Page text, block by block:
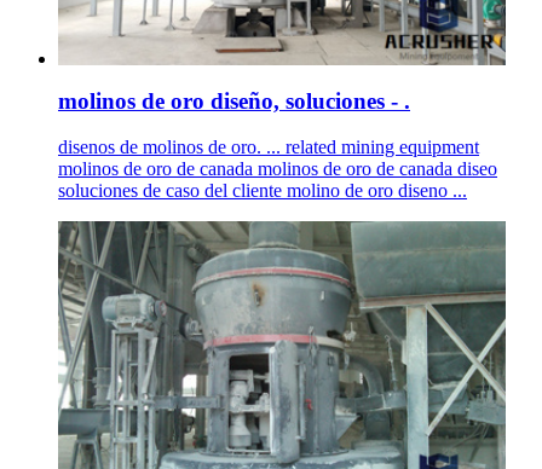
molinos de oro diseño, soluciones - .
disenos de molinos de oro. ... related mining equipment
molinos de oro de canada molinos de oro de canada diseo
soluciones de caso del cliente molino de oro diseno ...